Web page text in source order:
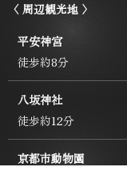
〈 周辺観光地 〉
平安神宮
徒歩約8分
八坂神社
徒歩約12分
京都市動物園